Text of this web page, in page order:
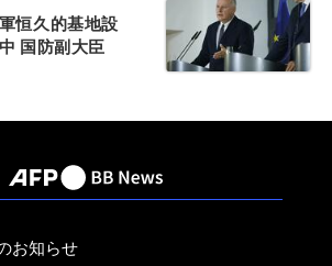
恒久的基地設
国防副大臣
お知らせ